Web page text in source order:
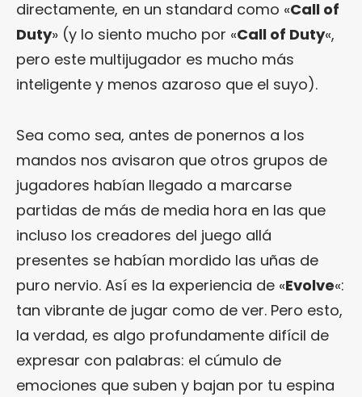
directamente, en un standard como «Call of
Duty» (y lo siento mucho por «Call of Duty«,
pero este multijugador es mucho más
inteligente y menos azaroso que el suyo).
Sea como sea, antes de ponernos a los
mandos nos avisaron que otros grupos de
jugadores habían llegado a marcarse
partidas de más de media hora en las que
incluso los creadores del juego allá
presentes se habían mordido las uñas de
puro nervio. Así es la experiencia de «Evolve«:
tan vibrante de jugar como de ver. Pero esto,
la verdad, es algo profundamente difícil de
expresar con palabras: el cúmulo de
emociones que suben y bajan por tu espina